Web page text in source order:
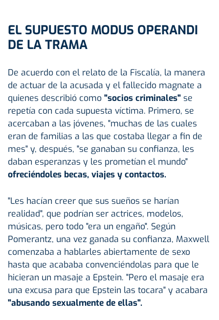
EL SUPUESTO MODUS OPERANDI
DE LA TRAMA
De acuerdo con el relato de la Fiscalía, la manera
de actuar de la acusada y el fallecido magnate a
quienes describió como "socios criminales" se
repetía con cada supuesta víctima. Primero, se
acercaban a las jóvenes, "muchas de las cuales
eran de familias a las que costaba llegar a fin de
mes" y, después, "se ganaban su confianza, les
daban esperanzas y les prometían el mundo"
ofreciéndoles becas, viajes y contactos.
"Les hacían creer que sus sueños se harían
realidad", que podrían ser actrices, modelos,
músicas, pero todo "era un engaño". Según
Pomerantz, una vez ganada su confianza, Maxwell
comenzaba a hablarles abiertamente de sexo
hasta que acababa convenciéndolas para que le
hicieran un masaje a Epstein. "Pero el masaje era
una excusa para que Epstein las tocara" y acabara
"abusando sexualmente de ellas".